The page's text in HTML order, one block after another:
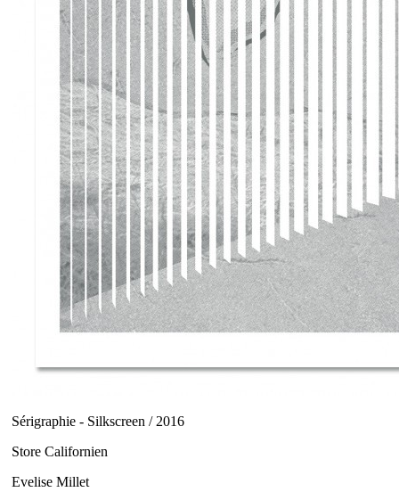
Sérigraphie - Silkscreen / 2016
Store Californien
Evelise Millet